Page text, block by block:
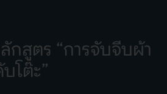
กสูตร “การจับจีบผ้า
โต๊ะ”